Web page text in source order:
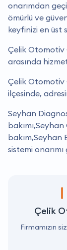
onarımdan
ömürlü ve
keyfinizi en üst
Çelik Otomotiv
arasında
Çelik Otomotiv
ilçesinde,
Seyhan
bakım,Seyhan
sistemi
Çelik
Firmamızın